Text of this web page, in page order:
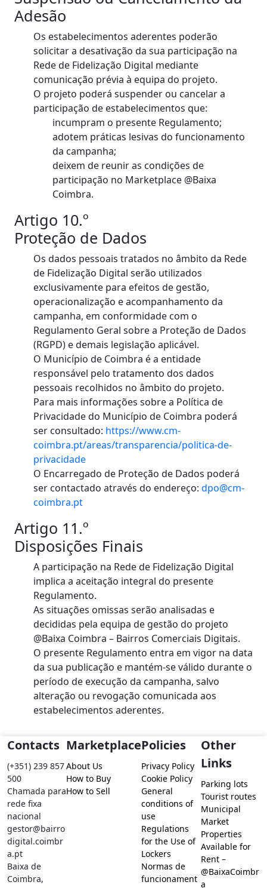
Adesão
Os estabelecimentos aderentes poderão
solicitar a desativação da sua participação na
Rede de Fidelização Digital mediante
comunicação prévia à equipa do projeto.
O projeto poderá suspender ou cancelar a
participação de estabelecimentos que:
incumpram o presente Regulamento;
adotem práticas lesivas do funcionamento
da campanha;
deixem de reunir as condições de
participação no Marketplace @Baixa
Coimbra.
Artigo 10.º
Proteção de Dados
Os dados pessoais tratados no âmbito da Rede
de Fidelização Digital serão utilizados
exclusivamente para efeitos de gestão,
operacionalização e acompanhamento da
campanha, em conformidade com o
Regulamento Geral sobre a Proteção de Dados
(RGPD) e demais legislação aplicável.
O Município de Coimbra é a entidade
responsável pelo tratamento dos dados
pessoais recolhidos no âmbito do projeto.
Para mais informações sobre a Política de
Privacidade do Município de Coimbra poderá
ser consultado: https://www.cm-
coimbra.pt/areas/transparencia/politica-de-
privacidade
O Encarregado de Proteção de Dados poderá
ser contactado através do endereço: dpo@cm-
coimbra.pt
Artigo 11.º
Disposições Finais
A participação na Rede de Fidelização Digital
implica a aceitação integral do presente
Regulamento.
As situações omissas serão analisadas e
decididas pela equipa de gestão do projeto
@Baixa Coimbra – Bairros Comerciais Digitais.
O presente Regulamento entra em vigor na data
da sua publicação e mantém-se válido durante o
período de execução da campanha, salvo
alteração ou revogação comunicada aos
estabelecimentos aderentes.
Contacts
(+351) 239 857
500
Chamada para
rede fixa
nacional
gestor@bairro
digital.coimbr
a.pt
Baixa de
Coimbra,
Marketplace
About Us
How to Buy
How to Sell
Policies
Privacy Policy
Cookie Policy
General
conditions of
use
Regulations
for the Use of
Lockers
Normas de
funcionament
Other
Links
Parking lots
Tourist routes
Municipal
Market
Properties
Available for
Rent –
@BaixaCoimbr
a